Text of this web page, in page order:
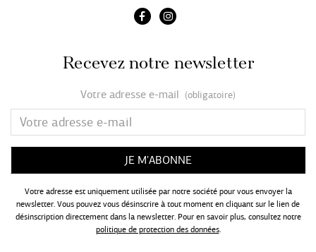
Recevez notre newsletter
Votre adresse e-mail (obligatoire)
Votre adresse est uniquement utilisée par notre société pour vous envoyer la
newsletter. Vous pouvez vous désinscrire à tout moment en cliquant sur le lien de
désinscription directement dans la newsletter. Pour en savoir plus, consultez notre
politique de protection des données.